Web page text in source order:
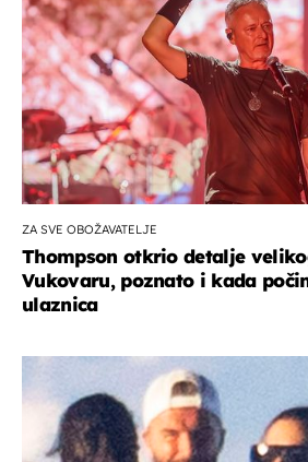
ZA SVE OBOŽAVATELJE
Thompson otkrio detalje
Vukovaru, poznato i kada
ulaznica